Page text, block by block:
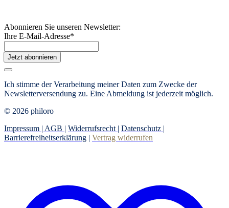
Abonnieren Sie unseren Newsletter:
Ihre E-Mail-Adresse*
Jetzt abonnieren
Ich stimme der Verarbeitung meiner Daten zum Zwecke der
Newsletterversendung zu. Eine Abmeldung ist jederzeit möglich.
© 2026 philoro
Impressum | AGB | Widerrufsrecht | Datenschutz |
Barrierefreiheitserklärung | Vertrag widerrufen